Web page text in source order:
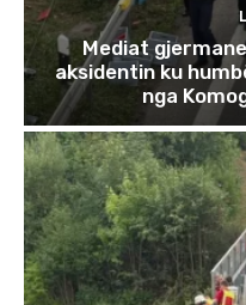
Mediat
aksidentin ku
nga